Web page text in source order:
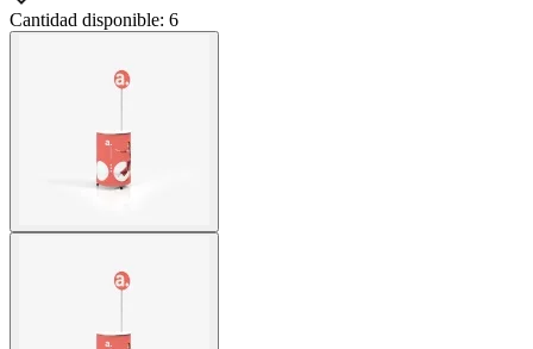
Cantidad disponible: 6